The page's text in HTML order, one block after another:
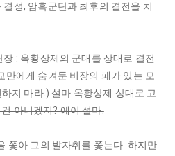
성, 암흑군단과 최후의 결전을 치
: 옥황상제의 군대를 상대로 결전
만에게 숨겨둔 비장의 패가 있는 모
하지 마라.)​설마 옥황상제 상대로 고
아니겠지? 에이 설마.
쫓아 그의 발자취를 쫓는다. 하지만